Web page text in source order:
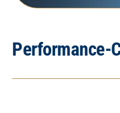
Performance-